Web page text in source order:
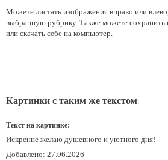
Можете листать изображения вправо или
выбранную рубрику. Также можете сохранить
или скачать себе на компьютер.
Картинки с таким же текстом:
Текст на картинке:
Искренне желаю душевного и уютного дня!
Добавлено: 27.06.2026